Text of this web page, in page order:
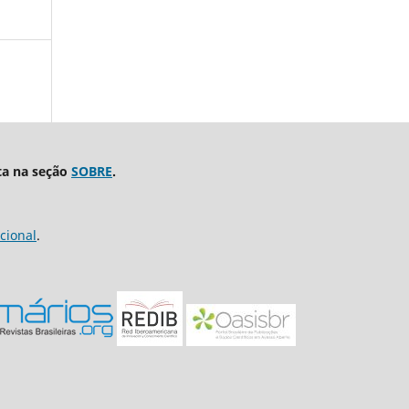
na seção SOBRE.
.